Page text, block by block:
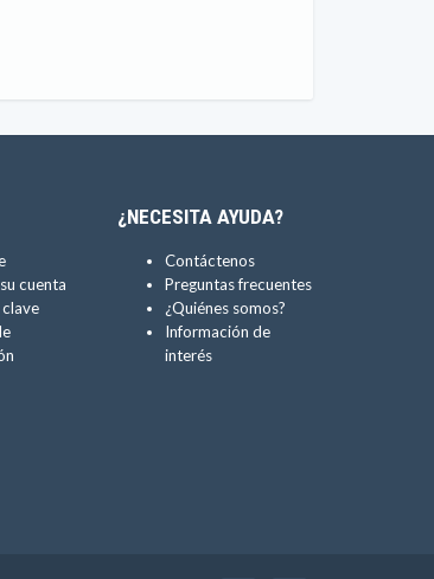
cuenta
¿NECESITA AYUDA?
Contáctenos
Preguntas frecuentes
¿Quiénes somos?
Información de
interés